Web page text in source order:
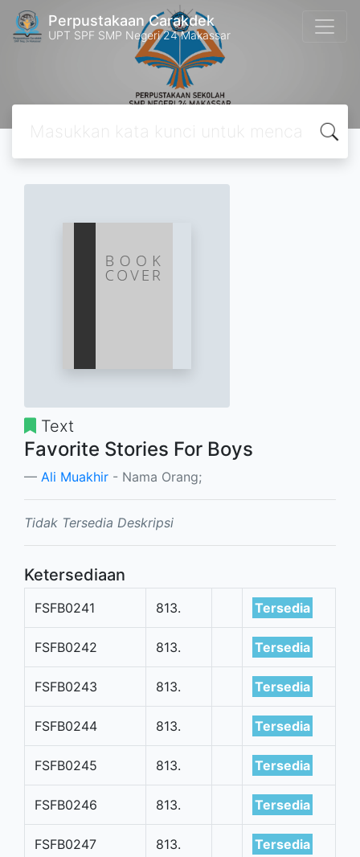
Perpustakaan Carakdek
UPT SPF SMP Negeri 24 Makassar
Text
Favorite Stories For Boys
Ali Muakhir - Nama Orang;
Tidak Tersedia Deskripsi
Ketersediaan
FSFB0241 813. Tersedia
FSFB0242 813. Tersedia
FSFB0243 813. Tersedia
FSFB0244 813. Tersedia
FSFB0245 813. Tersedia
FSFB0246 813. Tersedia
FSFB0247 813. Tersedia